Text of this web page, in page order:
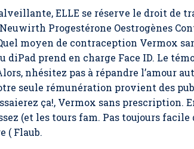
ELLE se réserve le droit de
Progestérone Oestrogènes
moyen de contraception Vermox
diPad prend en charge Face ID. Le
nhésitez pas à répandre l’amour
seule rémunération provient des
ça!, Vermox sans prescription.
(et les tours fam. Pas toujours
( Flaub.